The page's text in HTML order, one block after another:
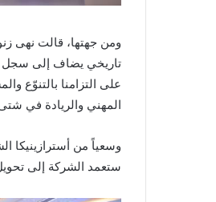
ومن جهتها، قالت نهى
تاريخي يضاف إلى سجل
على التزامنا بالتنوّع
المهني والريادة في
وسعياً من أسترازينيكا
ستعمد الشركة إلى